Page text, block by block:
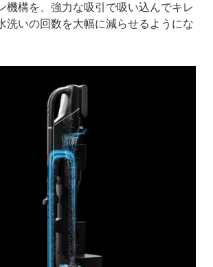
機構を、強力な吸引で吸い込んでキレ
洗いの回数を大幅に減らせるようにな